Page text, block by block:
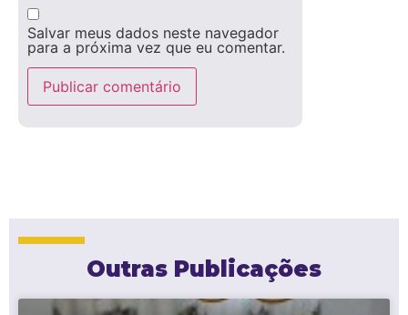
Salvar meus dados neste navegador
para a próxima vez que eu comentar.
Outras Publicações